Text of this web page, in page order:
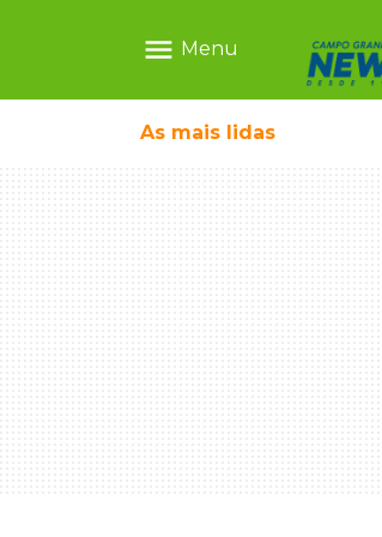
menu Menu
As mais lidas
crianças brasileiras